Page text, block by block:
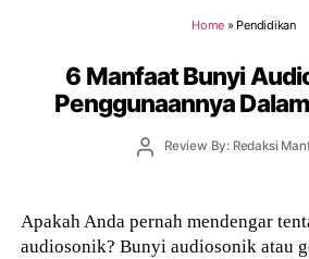
Home » Pendidikan
6 Manfaat Bunyi
Penggunaannya
PostReview By: Redaksi
Apakah Anda pernah mendengar
audiosonik? Bunyi audiosonik atau